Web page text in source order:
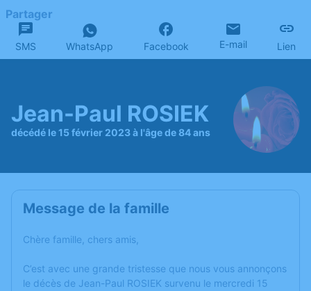
Partager
SMS WhatsApp Facebook E-mail Lien
Jean-Paul ROSIEK
décédé le 15 février 2023 à l'âge de 84 ans
Message de la famille
Chère famille, chers amis,
C’est avec une grande tristesse que nous vous annonçons
le décès de Jean-Paul ROSIEK survenu le mercredi 15